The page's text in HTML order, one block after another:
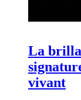
La
vivant